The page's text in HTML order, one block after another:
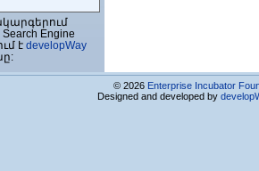
Engine
է developWay
© 2026 Enterprise Incubator
Designed and developed by